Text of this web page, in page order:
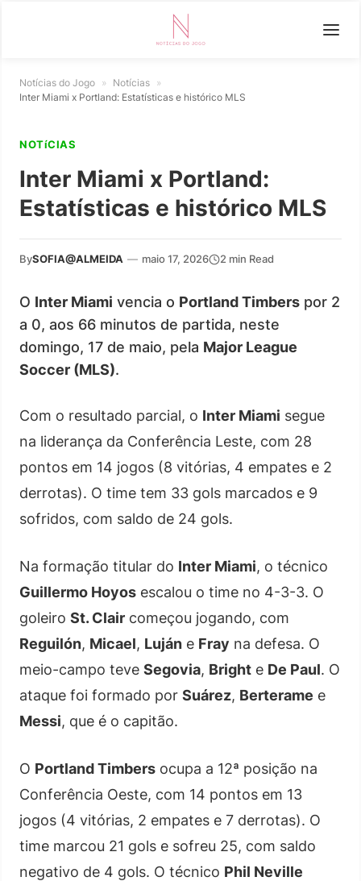
Notícias do Jogo » Notícias »
Inter Miami x Portland: Estatísticas e histórico MLS
NOTíCIAS
Inter Miami x Portland:
Estatísticas e histórico MLS
BySOFIA@ALMEIDA — maio 17, 2026 2 min Read
O Inter Miami vencia o Portland Timbers por 2
a 0, aos 66 minutos de partida, neste
domingo, 17 de maio, pela Major League
Soccer (MLS).
Com o resultado parcial, o Inter Miami segue
na liderança da Conferência Leste, com 28
pontos em 14 jogos (8 vitórias, 4 empates e 2
derrotas). O time tem 33 gols marcados e 9
sofridos, com saldo de 24 gols.
Na formação titular do Inter Miami, o técnico
Guillermo Hoyos escalou o time no 4-3-3. O
goleiro St. Clair começou jogando, com
Reguilón, Micael, Luján e Fray na defesa. O
meio-campo teve Segovia, Bright e De Paul. O
ataque foi formado por Suárez, Berterame e
Messi, que é o capitão.
O Portland Timbers ocupa a 12ª posição na
Conferência Oeste, com 14 pontos em 13
jogos (4 vitórias, 2 empates e 7 derrotas). O
time marcou 21 gols e sofreu 25, com saldo
negativo de 4 gols. O técnico Phil Neville